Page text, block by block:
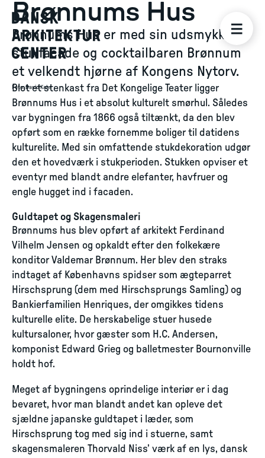
Brønnums Hus
Brønnums Hus er med sin udsmykkede
stukfacade og cocktailbaren Brønnum
et velkendt hjørne af Kongens Nytorv.
Foto:David Kahr
Blot et stenkast fra Det Kongelige Teater ligger
Brønnums Hus i et absolut kulturelt smørhul. Således
var bygningen fra 1866 også tiltænkt, da den blev
opført som en række fornemme boliger til datidens
kulturelite. Med sin omfattende stukdekoration udgør
den et hovedværk i stukperioden. Stukken opviser et
eventyr med blandt andre elefanter, havfruer og
engle hugget ind i facaden.
Guldtapet og Skagensmaleri
Brønnums hus blev opført af arkitekt Ferdinand
Vilhelm Jensen og opkaldt efter den folkekære
konditor Valdemar Brønnum. Her blev den straks
indtaget af Københavns spidser som ægteparret
Hirschsprung (dem med Hirschsprungs Samling) og
Bankierfamilien Henriques, der omgikkes tidens
kulturelle elite. De herskabelige stuer husede
kultursaloner, hvor gæster som H.C. Andersen,
komponist Edward Grieg og balletmester Bournonville
holdt hof.
Meget af bygningens oprindelige interiør er i dag
bevaret, hvor man blandt andet kan opleve det
sjældne japanske guldtapet i læder, som
Hirschsprung tog med sig ind i stuerne, samt
skagensmaleren Thorvald Niss’ værk af en lys, dansk